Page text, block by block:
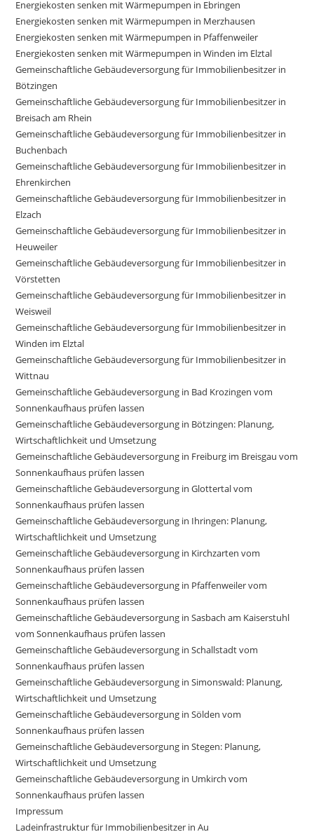
Energiekosten senken mit Wärmepumpen in Ebringen
Energiekosten senken mit Wärmepumpen in Merzhausen
Energiekosten senken mit Wärmepumpen in Pfaffenweiler
Energiekosten senken mit Wärmepumpen in Winden im Elztal
Gemeinschaftliche Gebäudeversorgung für Immobilienbesitzer in
Bötzingen
Gemeinschaftliche Gebäudeversorgung für Immobilienbesitzer in
Breisach am Rhein
Gemeinschaftliche Gebäudeversorgung für Immobilienbesitzer in
Buchenbach
Gemeinschaftliche Gebäudeversorgung für Immobilienbesitzer in
Ehrenkirchen
Gemeinschaftliche Gebäudeversorgung für Immobilienbesitzer in
Elzach
Gemeinschaftliche Gebäudeversorgung für Immobilienbesitzer in
Heuweiler
Gemeinschaftliche Gebäudeversorgung für Immobilienbesitzer in
Vörstetten
Gemeinschaftliche Gebäudeversorgung für Immobilienbesitzer in
Weisweil
Gemeinschaftliche Gebäudeversorgung für Immobilienbesitzer in
Winden im Elztal
Gemeinschaftliche Gebäudeversorgung für Immobilienbesitzer in
Wittnau
Gemeinschaftliche Gebäudeversorgung in Bad Krozingen vom
Sonnenkaufhaus prüfen lassen
Gemeinschaftliche Gebäudeversorgung in Bötzingen: Planung,
Wirtschaftlichkeit und Umsetzung
Gemeinschaftliche Gebäudeversorgung in Freiburg im Breisgau vom
Sonnenkaufhaus prüfen lassen
Gemeinschaftliche Gebäudeversorgung in Glottertal vom
Sonnenkaufhaus prüfen lassen
Gemeinschaftliche Gebäudeversorgung in Ihringen: Planung,
Wirtschaftlichkeit und Umsetzung
Gemeinschaftliche Gebäudeversorgung in Kirchzarten vom
Sonnenkaufhaus prüfen lassen
Gemeinschaftliche Gebäudeversorgung in Pfaffenweiler vom
Sonnenkaufhaus prüfen lassen
Gemeinschaftliche Gebäudeversorgung in Sasbach am Kaiserstuhl
vom Sonnenkaufhaus prüfen lassen
Gemeinschaftliche Gebäudeversorgung in Schallstadt vom
Sonnenkaufhaus prüfen lassen
Gemeinschaftliche Gebäudeversorgung in Simonswald: Planung,
Wirtschaftlichkeit und Umsetzung
Gemeinschaftliche Gebäudeversorgung in Sölden vom
Sonnenkaufhaus prüfen lassen
Gemeinschaftliche Gebäudeversorgung in Stegen: Planung,
Wirtschaftlichkeit und Umsetzung
Gemeinschaftliche Gebäudeversorgung in Umkirch vom
Sonnenkaufhaus prüfen lassen
Impressum
Ladeinfrastruktur für Immobilienbesitzer in Au